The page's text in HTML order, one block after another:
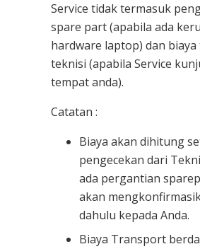
Service tidak termasuk
spare part (apabila ada
hardware laptop) dan
teknisi (apabila Service
tempat anda).
Catatan :
Biaya akan dihitung
pengecekan dari
ada pergantian
akan
dahulu kepada Anda.
Biaya Transport